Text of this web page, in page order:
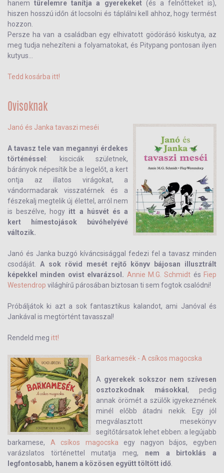
hanemtürelemre tanítja a gyerekeket(és a felnőtteket is),
hiszen hosszú időn át locsolni és táplálni kell ahhoz, hogy termést
hozzon.
Persze ha van a családban egy elhivatott gödörásó kiskutya, az
meg tudja nehezíteni a folyamatokat, és Pitypang pontosan ilyen
kutyus...
Tedd kosárba itt!
Ovisoknak
Janó és Janka tavaszi meséi
A tavasz tele van megannyi érdekes
történéssel : kiscicák születnek,
bárányok népesítik be a legelőt, a kert
ontja az illatos virágokat, a
vándormadarak visszatérnek és a
fészekalj megtelik új élettel, arról nem
is beszélve, hogy itt a húsvét és a
kert hímestojások búvóhelyévé
változik.
Janó és Janka buzgó kíváncsisággal fedezi fel a tavasz minden
csodáját. A sok rövid mesét rejtő könyv bájosan illusztrált
képekkel minden ovist elvarázsol. Annie M.G. Schmidt és Fiep
Westendrop világhírű párosában biztosan ti sem fogtok csalódni!
Próbáljátok ki azt a sok fantasztikus kalandot, ami Janóval és
Jankával is megtörtént tavasszal!
Rendeld meg itt!
Barkamesék - A csíkos magocska
A gyerekek sokszor nem szívesen
osztozkodnak másokkal , pedig
annak örömét a szülők igyekeznének
minél előbb átadni nekik. Egy jól
megválasztott mesekönyv
segítőtársatok lehet ebben: a legújabb
barkamese, A csíkos magocska egy nagyon bájos, egyben
varázslatos történettel mutatja meg, nem a birtoklás a
legfontosabb, hanem a közösen együtt töltött idő